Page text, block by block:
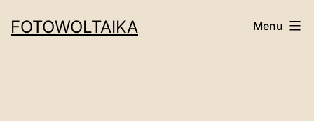
doFOTOWOLTAIKA Menu